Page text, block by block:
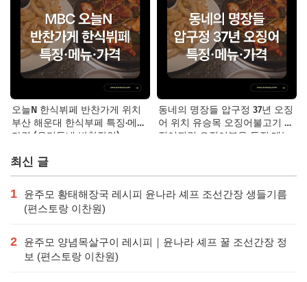
오늘N 한식뷔페 반찬가게 위치
부산 해운대 한식부페 특징·메뉴·
가격 (우리동네 반찬장인)
동네의 명장들 압구정 37년 오징
어 위치 유승목 오징어불고기 오
징어튀김 오징어볶음 특징·메뉴·
최신 글
1
윤주모 황태해장국 레시피 윤나라 셰프 조선간장 생들기름
(편스토랑 이찬원)
2
윤주모 양념목살구이 레시피｜윤나라 셰프 꿀 조선간장 정
보 (편스토랑 이찬원)